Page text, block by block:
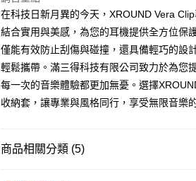
運送方式
付款後全家取貨
免運費
付款後7-11取貨
宅配
在科技日新月異的今天，XROUND Vera
結合實用與美感，為您的耳機提供全方位保
僅能有效防止刮傷與碰撞，還具備輕巧的設
輕鬆攜帶。滿三得科技有限公司致力於為您
每一次的音樂體驗都更加無憂。選擇
收納套，讓專業與風格同行，享受無限音樂
商品相關分類 (5)